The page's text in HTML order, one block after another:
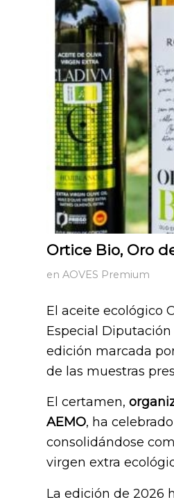
Ortice Bio, Oro
en AOVES Premium
El aceite ecológico
Especial
edición marcada
de las muestras
El certamen,
AEMO, ha
consolidándose
virgen extra
La edición de 2026